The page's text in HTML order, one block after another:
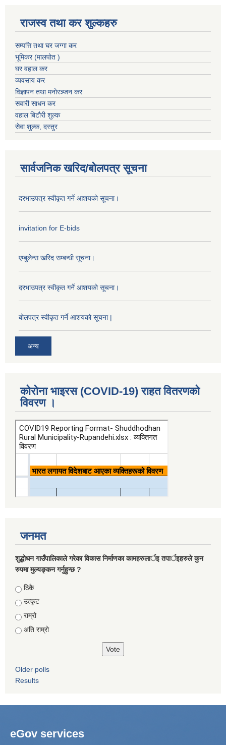
राजस्व तथा कर शुल्कहरु
सम्पत्ति तथा घर जग्गा कर
भूमिकर (मालपोत )
घर वहाल कर
व्यवसाय कर
विज्ञापन तथा मनोरञ्जन कर
सवारी साधन कर
वहाल बिटौरी शुल्क
सेवा शुल्क, दस्तुर
सार्वजनिक खरिद/बोलपत्र सूचना
दरभाउपत्र स्वीकृत गर्ने आशयको सूचना।
invitation for E-bids
एम्बुलेन्स खरिद सम्बन्धी सूचना।
दरभाउपत्र स्वीकृत गर्ने आशयको सूचना।
बोलपत्र स्वीकृत गर्ने आशयको सूचना |
अन्य
कोरोना भाइरस (COVID-19) राहत वितरणको
विवरण ।
जनमत
शुद्धोधन गाउँपालिकाले गरेका विकास निर्माणका कामहरुलार्इ तपार्इहरुले कुन
रुपमा मुल्यङ्कन गर्नुहुन्छ ?
Choices
ठिकै
उत्कृट
राम्रो
अति राम्रो
Older polls
Results
eGov services